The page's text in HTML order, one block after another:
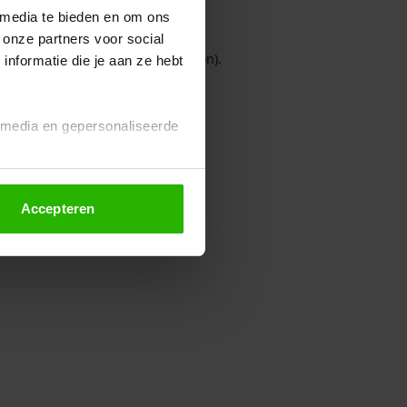
te bieden en om ons
partners voor social
die je aan ze hebt
en gepersonaliseerde
altijd wijzigen of
Accepteren
console for more information).